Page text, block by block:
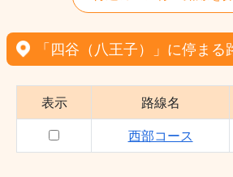
「四谷（八王子）」に停まる
表示 路線名
西部コース